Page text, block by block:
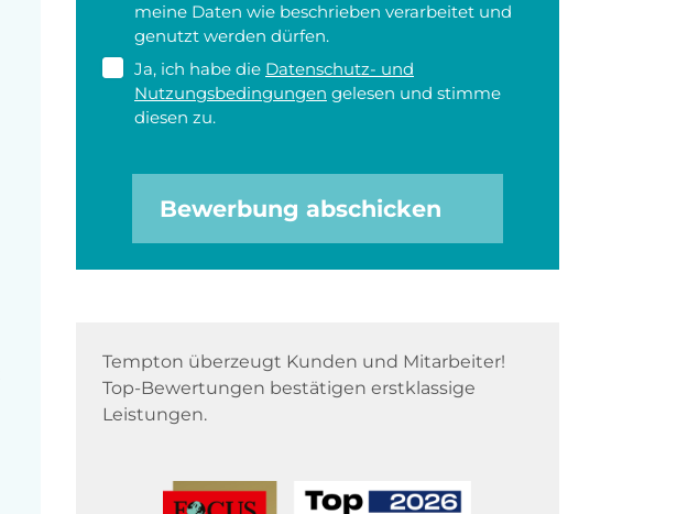
meine Daten wie beschrieben verarbeitet und
genutzt werden dürfen.
Ja, ich habe die Datenschutz- und
Nutzungsbedingungen gelesen und stimme
diesen zu.
Bewerbung abschicken
Tempton überzeugt Kunden und Mitarbeiter!
Top-Bewertungen bestätigen erstklassige
Leistungen.